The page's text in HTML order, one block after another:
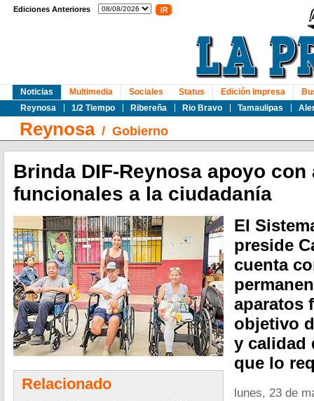
Ediciones Anteriores
Noticias
Reynosa
1/2 Tiempo Ribereña Rio Bravo Tamaulipas
Multimedia Sociales Status Edición Impresa
Reynosa/ Gobierno
Brinda DIF-Reynosa apoyo con
funcionales a la ciudadanía
Relacionado
El
preside
cuenta
aparatos
objetivo
y calidad
que lo
lunes, 23 de